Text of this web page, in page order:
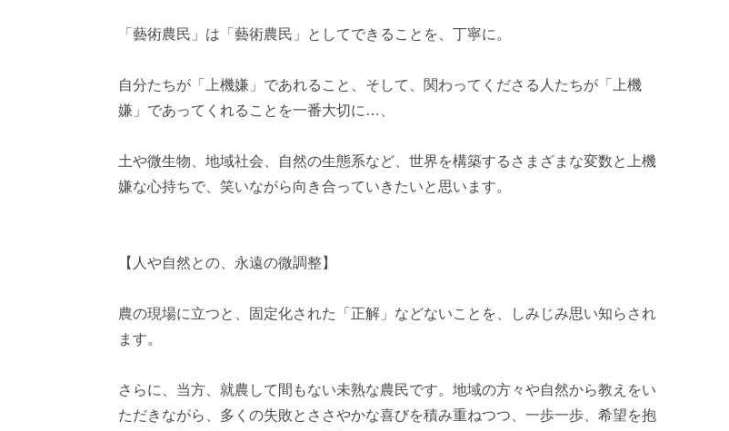
「藝術農民」は「藝術農民」としてできることを、丁寧に。
自分たちが「上機嫌」であれること、そして、関わってくださる人たちが「上機
嫌」であってくれることを一番大切に…、
土や微生物、地域社会、自然の生態系など、世界を構築するさまざまな変数と上機
嫌な心持ちで、笑いながら向き合っていきたいと思います。
【人や自然との、永遠の微調整】
農の現場に立つと、固定化された「正解」などないことを、しみじみ思い知らされ
ます。
さらに、当方、就農して間もない未熟な農民です。地域の方々や自然から教えをい
ただきながら、多くの失敗とささやかな喜びを積み重ねつつ、一歩一歩、希望を抱